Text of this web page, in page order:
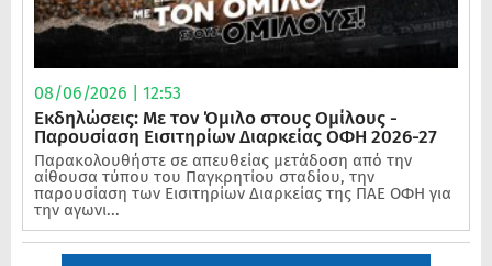
08/06/2026 | 12:53
Εκδηλώσεις: Με τον Όμιλο στους Ομίλους -
Παρουσίαση Εισιτηρίων Διαρκείας ΟΦΗ 2026-27
Παρακολουθήστε σε απευθείας μετάδοση από την
αίθουσα τύπου του Παγκρητίου σταδίου, την
παρουσίαση των Εισιτηρίων Διαρκείας της ΠΑΕ ΟΦΗ για
την αγωνι...